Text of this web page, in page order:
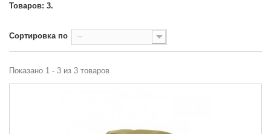
Товаров: 3.
Сортировка по --
Показано 1 - 3 из 3 товаров